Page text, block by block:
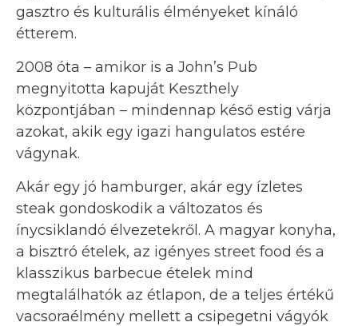
gasztro és kulturális élményeket kínáló
étterem.
2008 óta – amikor is a John’s Pub
megnyitotta kapuját Keszthely
központjában – mindennap késő estig várja
azokat, akik egy igazi hangulatos estére
vágynak.
Akár egy jó hamburger, akár egy ízletes
steak gondoskodik a változatos és
ínycsiklandó élvezetekről. A magyar konyha,
a bisztró ételek, az igényes street food és a
klasszikus barbecue ételek mind
megtalálhatók az étlapon, de a teljes értékű
vacsoraélmény mellett a csipegetni vágyók